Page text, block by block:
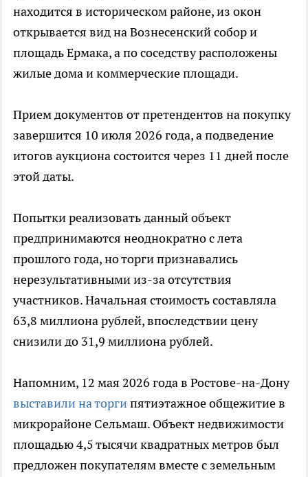
находится в историческом районе, из окон
открывается вид на Вознесенский собор и
площадь Ермака, а по соседству расположены
жилые дома и коммерческие площади.
Прием документов от претендентов на покупку
завершится 10 июля 2026 года, а подведение
итогов аукциона состоится через 11 дней после
этой даты.
Попытки реализовать данный объект
предпринимаются неоднократно с лета
прошлого года, но торги признавались
нерезультативными из-за отсутствия
участников. Начальная стоимость составляла
63,8 миллиона рублей, впоследствии цену
снизили до 31,9 миллиона рублей.
Напомним, 12 мая 2026 года в Ростове-на-Дону
выставили на торгипятиэтажное общежитие в
микрорайоне Сельмаш. Объект недвижимости
площадью 4,5 тысячи квадратных метров был
предложен покупателям вместе с земельным